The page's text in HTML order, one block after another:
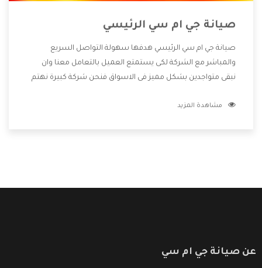
صيانة جي ام سي الرئيسي
صيانة جي ام سي الرئيسي هدفها سهولة التواصل السريع
والمباشر مع الشركة لكى يستمتع العميل بالتعامل معنا وان
نبقى متواجدين بشكل مميز فى الاسواق فنحن شركة كبيرة نهتم
الشركة بها والتى تكون منها خدمة الصيانة التى تكون من أهم
مشاهدة المزيد
عن صيانة جي ام سي